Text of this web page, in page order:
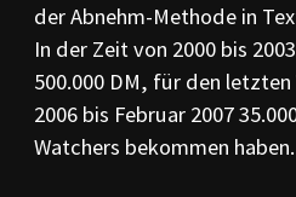
Archiv
der Abnehm-Methode in
In der Zeit von 2000 bis
500.000 DM, für den
2006 bis Februar 2007
Watchers bekommen haben.